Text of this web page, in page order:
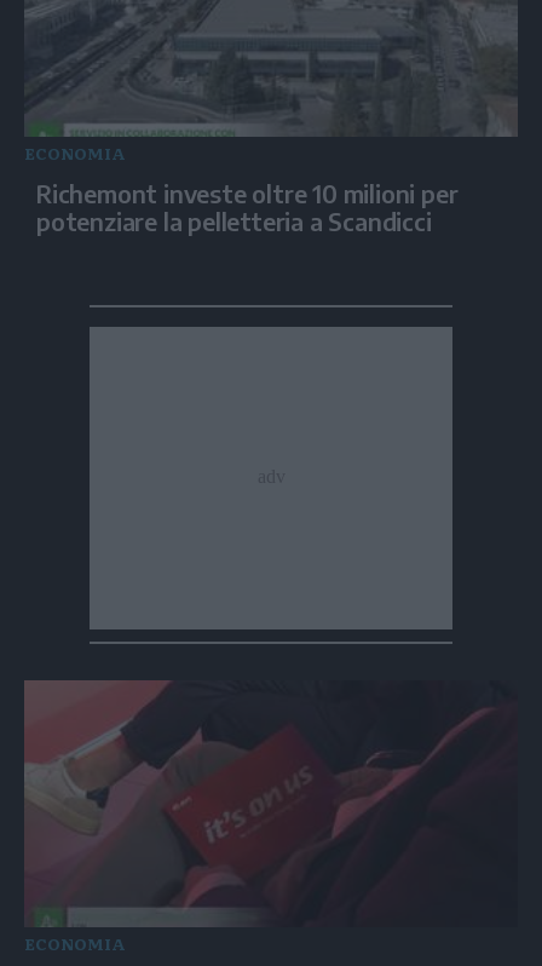
ECONOMIA
Richemont investe oltre 10 milioni per
potenziare la pelletteria a Scandicci
ECONOMIA